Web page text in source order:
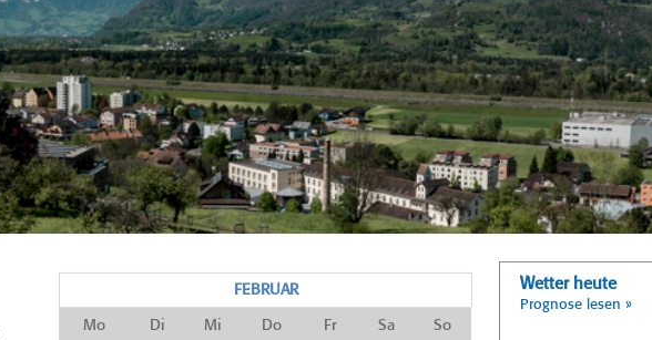
FEBRUAR
Mo Di Mi Do Fr Sa So
Wetter heute
Prognose lesen »